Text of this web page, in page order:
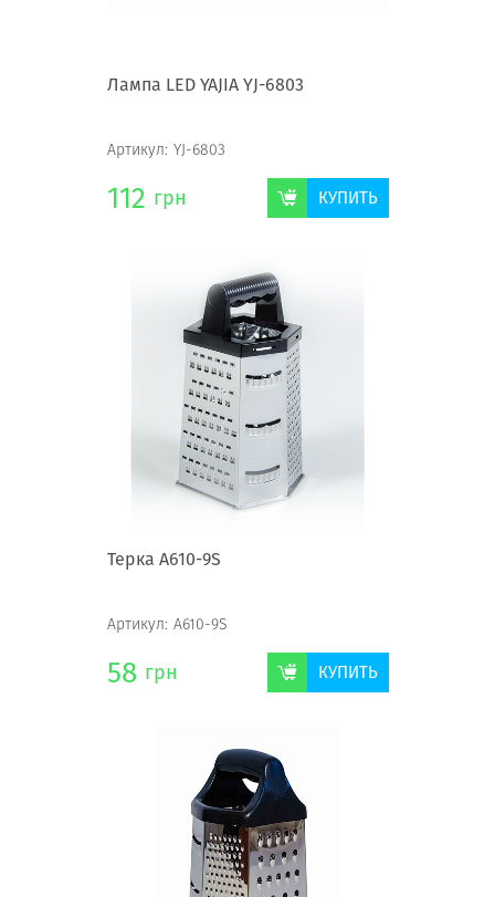
Лампа LED YAJIA YJ-6803
Артикул: YJ-6803
112 грн КУПИТЬ
Терка A610-9S
Артикул: А610-9S
58 грн КУПИТЬ